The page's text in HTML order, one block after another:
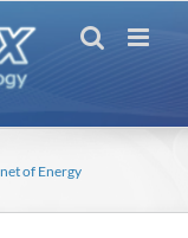
of Energy